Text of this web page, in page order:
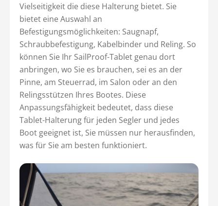
Vielseitigkeit die diese Halterung bietet. Sie
bietet eine Auswahl an
Befestigungsmöglichkeiten: Saugnapf,
Schraubbefestigung, Kabelbinder und Reling. So
können Sie Ihr SailProof-Tablet genau dort
anbringen, wo Sie es brauchen, sei es an der
Pinne, am Steuerrad, im Salon oder an den
Relingsstützen Ihres Bootes. Diese
Anpassungsfähigkeit bedeutet, dass diese
Tablet-Halterung für jeden Segler und jedes
Boot geeignet ist, Sie müssen nur herausfinden,
was für Sie am besten funktioniert.